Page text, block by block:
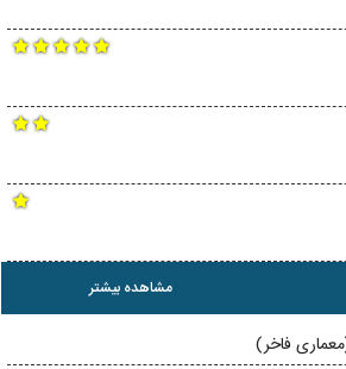
مشاهده بیشتر
فاخر)